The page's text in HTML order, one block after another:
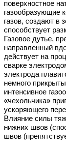
поверхностное
газообразующие
газов, создают в
способствует
Газовое дутье,
направленный
действует на
сварке
электрода
немного
интенсивное
«чехольчика»
ускоряющего
Влияние силы
нижних швов
швов